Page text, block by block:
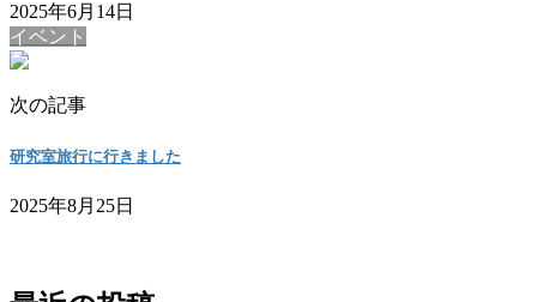
2025年6月14日
イベント
次の記事
研究室旅行に行きました
2025年8月25日